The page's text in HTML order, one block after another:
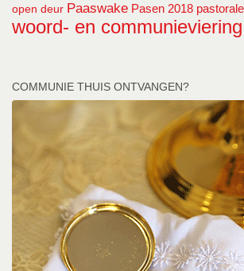
open deur Paaswake Pasen 2018
woord- en communieviering
COMMUNIE THUIS ONTVANGEN?